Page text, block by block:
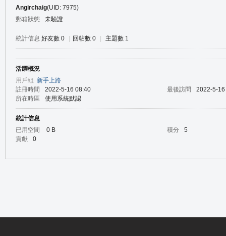
Angirchaig(UID: 7975)
郵箱狀態
未驗證
統計信息 好友數 0 回帖數 0 主題數 1
活躍概況
用戶組 新手上路
註冊時間
2022-5-16 08:40 最後訪問
2022-5-
所在時區
使用系統默認
統計信息
已用空間
0 B 積分
5
貢獻
0